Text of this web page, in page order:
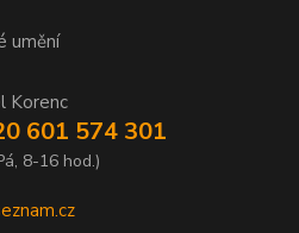
umění
Korenc
601 574 301
8-16 hod.)